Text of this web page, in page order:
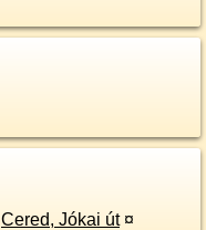
Cered, Jókai út ¤